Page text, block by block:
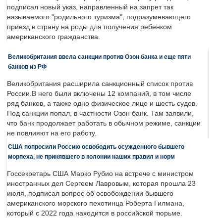
подписал новый указ, направленный на запрет так
называемого "родильного туризма", подразумевающего
приезд в страну на роды для получения ребенком
американского гражданства.
Великобритания ввела санкции против Озон банка и еще пяти
банков из РФ
Великобритания расширила санкционный список против
России.В него были включены 12 компаний, в том числе
ряд банков, а также одно физическое лицо и шесть судов.
Под санкции попал, в частности Озон банк. Там заявили,
что банк продолжает работать в обычном режиме, санкции
не повлияют на его работу.
США попросили Россию освободить осужденного бывшего
морпеха, не принявшего в колонии наших правил и норм
Госсекретарь США Марко Рубио на встрече с министром
иностранных дел Сергеем Лавровым, которая прошла 23
июля, подписал вопрос об освобождении бывшего
американского морского пехотинца Роберта Гилмана,
который с 2022 года находится в российской тюрьме.